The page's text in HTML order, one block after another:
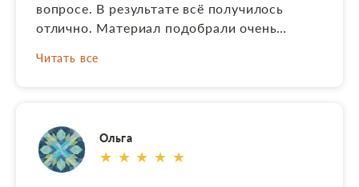
вопросе. В результате всё получилось
отлично. Материал подобрали очень
гаммой, которую я заказывала. Выполнили
врезали его в стеллу качественно, очень
грамотно и быстро составили
договор.Молодцы!!! Родственникам
Читать все
Ольга
★ ★ ★ ★ ★